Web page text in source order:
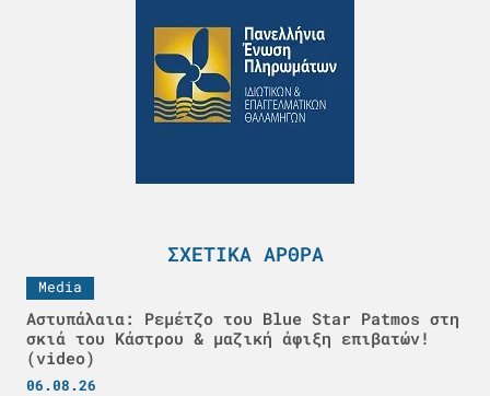
ΣΧΕΤΙΚΆ ΆΡΘΡΑ
Media
Αστυπάλαια: Ρεμέτζο του Blue Star Patmos στη
σκιά του Κάστρου & μαζική άφιξη επιβατών!
(video)
06.08.26